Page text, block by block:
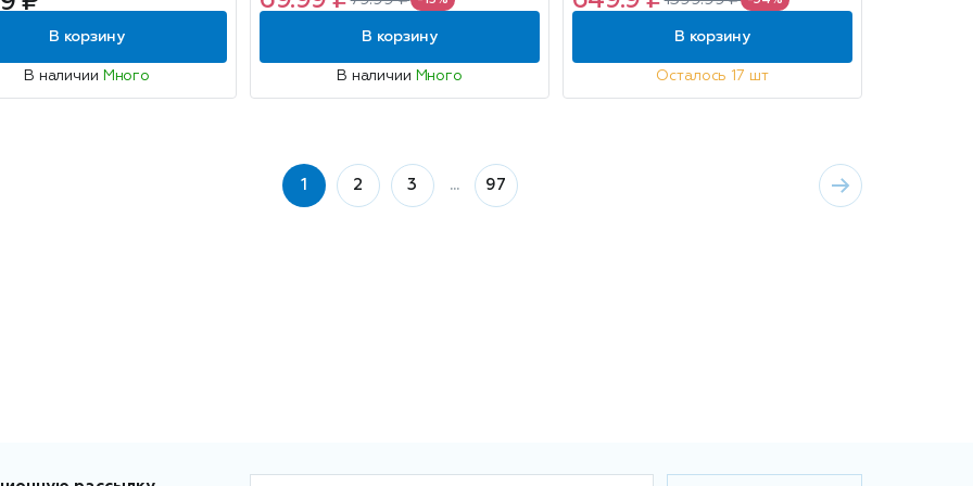
В корзину
В наличии Много
В корзину
В наличии Много
В корзину
Осталось 17 шт
1 2 3 ... 97